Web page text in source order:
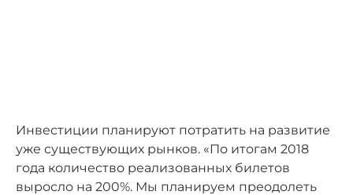
Инвестиции планируют потратить на развитие
уже существующих рынков. «По итогам 2018
года количество реализованных билетов
выросло на 200%. Мы планируем преодолеть